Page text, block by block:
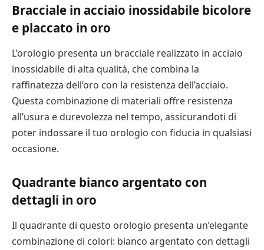
Bracciale in acciaio inossidabile bicolore
e placcato in oro
L’orologio presenta un bracciale realizzato in acciaio
inossidabile di alta qualità, che combina la
raffinatezza dell’oro con la resistenza dell’acciaio.
Questa combinazione di materiali offre resistenza
all’usura e durevolezza nel tempo, assicurandoti di
poter indossare il tuo orologio con fiducia in qualsiasi
occasione.
Quadrante bianco argentato con
dettagli in oro
Il quadrante di questo orologio presenta un’elegante
combinazione di colori: bianco argentato con dettagli